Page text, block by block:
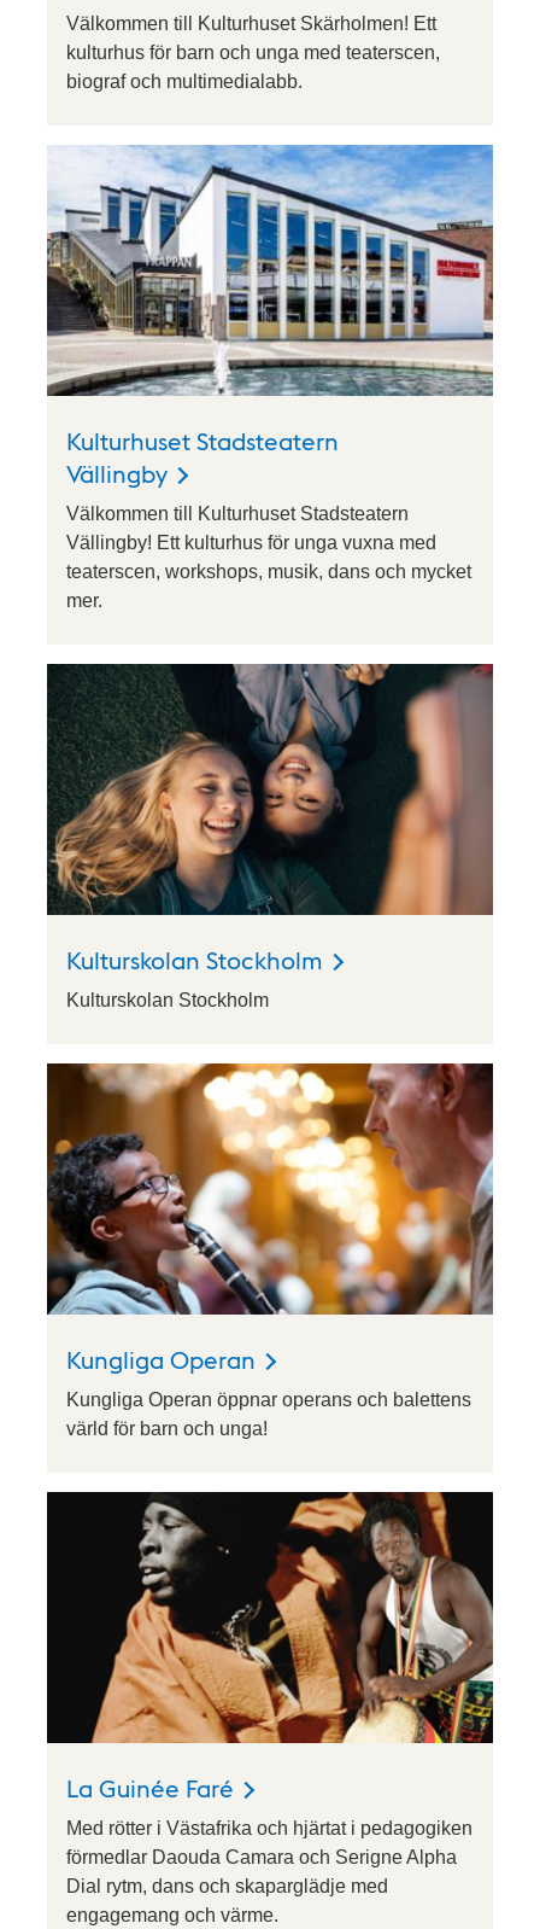
Välkommen till Kulturhuset Skärholmen! Ett
kulturhus för barn och unga med teaterscen,
biograf och multimedialabb.
Kulturhuset Stadsteatern
Vällingby
Välkommen till Kulturhuset Stadsteatern
Vällingby! Ett kulturhus för unga vuxna med
teaterscen, workshops, musik, dans och mycket
mer.
Kulturskolan Stockholm
Kulturskolan Stockholm
Kungliga Operan
Kungliga Operan öppnar operans och balettens
värld för barn och unga!
La Guinée Faré
Med rötter i Västafrika och hjärtat i pedagogiken
förmedlar Daouda Camara och Serigne Alpha
Dial rytm, dans och skaparglädje med
engagemang och värme.